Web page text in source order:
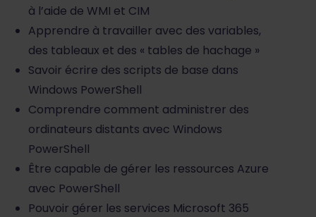
à l’aide de WMI et CIM
Apprendre à travailler avec des variables,
des tableaux et des « tables de hachage »
Savoir écrire des scripts de base dans
Windows PowerShell
Comprendre comment administrer des
ordinateurs distants avec Windows
PowerShell
Être capable de gérer les ressources Azure
avec PowerShell
Pouvoir gérer les services Microsoft 365